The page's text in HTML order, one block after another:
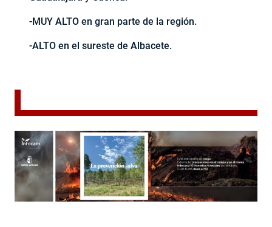
-MUY ALTO en gran parte de la región.
-ALTO en el sureste de Albacete.